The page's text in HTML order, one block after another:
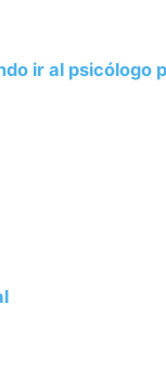
ir al psicólogo